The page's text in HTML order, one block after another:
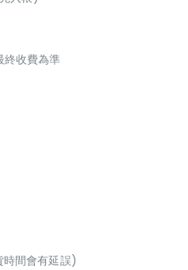
收費為準
時間會有延誤)